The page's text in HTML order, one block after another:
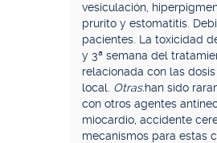
vesiculación,
prurito y estomatitis.
pacientes. La toxicidad
y 3ª semana del
relacionada con las
local. Otras:han sido
con otros agentes
miocardio, accidente
mecanismos para estas